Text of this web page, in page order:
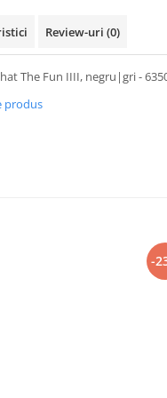
Review-uri (0)
The Fun IIII, negru|gri -
produs
-